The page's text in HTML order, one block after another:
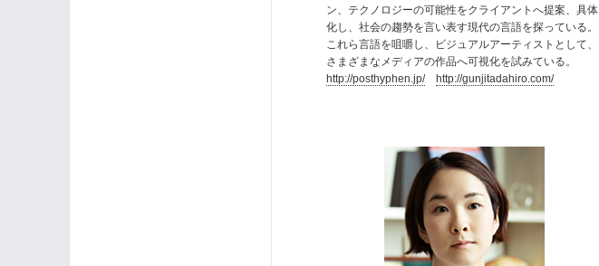
ン、テクノロジーの可能性をクライアントへ提案、具体
化し、社会の趨勢を言い表す現代の言語を探っている。
これら言語を咀嚼し、ビジュアルアーティストとして、
さまざまなメディアの作品へ可視化を試みている。
http://posthyphen.jp/
http://gunjitadahiro.com/